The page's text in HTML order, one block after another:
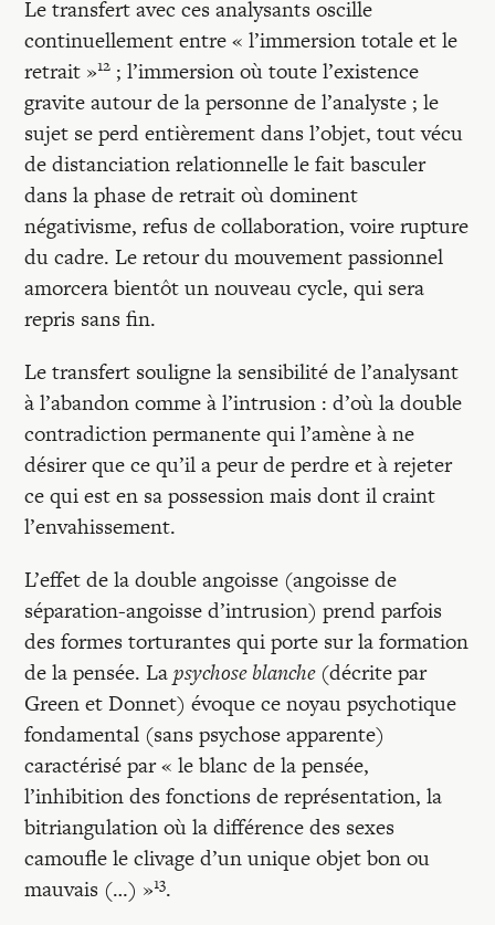
Le transfert avec ces analysants oscille
continuellement entre « l’immersion totale et le
retrait »12 ; l’immersion où toute l’existence
gravite autour de la personne de l’analyste ; le
sujet se perd entièrement dans l’objet, tout vécu
de distanciation relationnelle le fait basculer
dans la phase de retrait où dominent
négativisme, refus de collaboration, voire rupture
du cadre. Le retour du mouvement passionnel
amorcera bientôt un nouveau cycle, qui sera
repris sans fin.
Le transfert souligne la sensibilité de l’analysant
à l’abandon comme à l’intrusion : d’où la double
contradiction permanente qui l’amène à ne
désirer que ce qu’il a peur de perdre et à rejeter
ce qui est en sa possession mais dont il craint
l’envahissement.
L’effet de la double angoisse (angoisse de
séparation-angoisse d’intrusion) prend parfois
des formes torturantes qui porte sur la formation
de la pensée. Lapsychose blanche(décrite par
Green et Donnet) évoque ce noyau psychotique
fondamental (sans psychose apparente)
caractérisé par « le blanc de la pensée,
l’inhibition des fonctions de représentation, la
bitriangulation où la différence des sexes
camoufle le clivage d’un unique objet bon ou
mauvais (…) »13.